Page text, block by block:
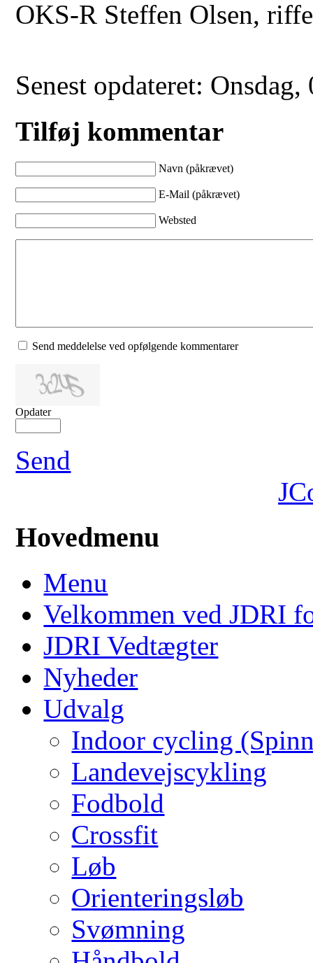
OKS-R Steffen Olsen,
Senest opdateret:
Tilføj kommentar
Navn (påkrævet)
E-Mail (påkrævet)
Websted
Send meddelelse ved opfølgende kommentarer
Opdater
Send
Hovedmenu
Menu
Velkommen ved JDRI
JDRI Vedtægter
Nyheder
Udvalg
Indoor cycling
Landevejscykling
Fodbold
Crossfit
Løb
Orienteringsløb
Svømning